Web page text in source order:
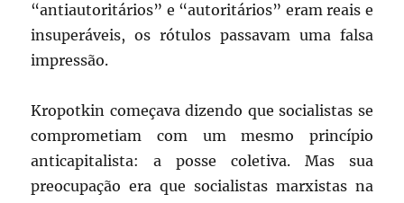
“antiautoritários” e “autoritários” eram reais e
insuperáveis, os rótulos passavam uma falsa
impressão.
Kropotkin começava dizendo que socialistas se
comprometiam com um mesmo princípio
anticapitalista: a posse coletiva. Mas sua
preocupação era que socialistas marxistas na